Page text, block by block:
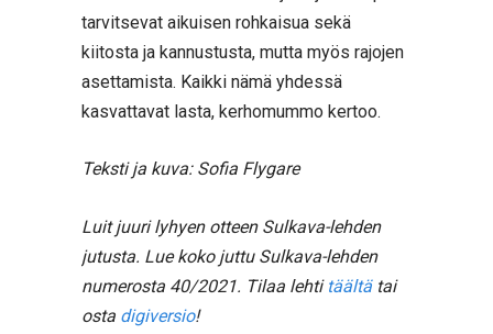
tarvitsevat aikuisen rohkaisua sekä
kiitosta ja kannustusta, mutta myös rajojen
asettamista. Kaikki nämä yhdessä
kasvattavat lasta, kerhomummo kertoo.
Teksti ja kuva: Sofia Flygare
Luit juuri lyhyen otteen Sulkava-lehden
jutusta. Lue koko juttu Sulkava-lehden
numerosta 40/2021. Tilaa lehti täältätai
osta digiversio!